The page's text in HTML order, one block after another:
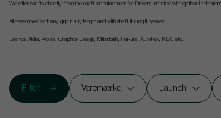
We offer shafts directly from the shaft manufacturer for Drivers, installed with optional
All assembled with any grip in any length and with shaft tipping if desired.
Brands: Aldila, Accra, Graphite Design, Mitsubishi, Fujikura, Autoflex, KBS etc.
Filter Varemærke Launch